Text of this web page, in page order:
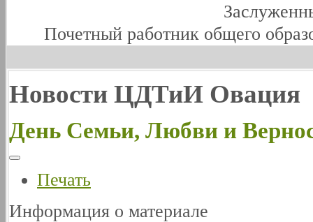
Почетный работник общего
Новости ЦДТиИ Овация
День Семьи, Любви и
Печать
Информация о материале